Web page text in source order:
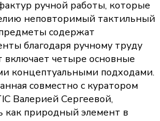
ручной работы, которые
неповторимый тактильный
содержат
благодаря ручному труду
включает четыре основные
концептуальными подходами.
совместно с куратором
Валерией Сергеевой,
как природный элемент в